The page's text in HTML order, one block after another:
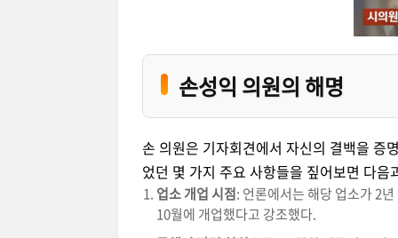
손성익 의원의 해명
손 의원은 기자회견에서 자신의 결백을 증
었던 몇 가지 주요 사항들을 짚어보면 다음
업소 개업 시점: 언론에서는 해당 업소가 2
10월에 개업했다고 강조했다.